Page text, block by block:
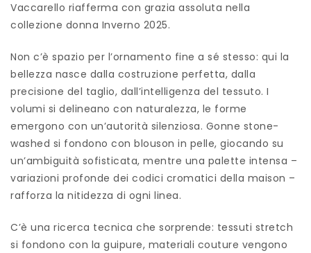
Vaccarello riafferma con grazia assoluta nella
collezione donna Inverno 2025.
Non c’è spazio per l’ornamento fine a sé stesso: qui la
bellezza nasce dalla costruzione perfetta, dalla
precisione del taglio, dall’intelligenza del tessuto. I
volumi si delineano con naturalezza, le forme
emergono con un’autorità silenziosa. Gonne stone-
washed si fondono con blouson in pelle, giocando su
un’ambiguità sofisticata, mentre una palette intensa –
variazioni profonde dei codici cromatici della maison –
rafforza la nitidezza di ogni linea.
C’è una ricerca tecnica che sorprende: tessuti stretch
si fondono con la guipure, materiali couture vengono